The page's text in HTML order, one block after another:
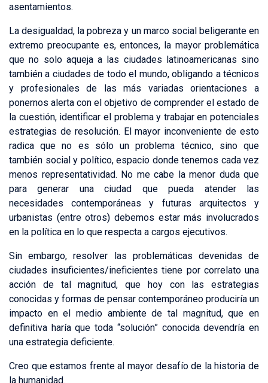
asentamientos.
La desigualdad, la pobreza y un marco social beligerante en
extremo preocupante es, entonces, la mayor problemática
que no solo aqueja a las ciudades latinoamericanas sino
también a ciudades de todo el mundo, obligando a técnicos
y profesionales de las más variadas orientaciones a
ponernos alerta con el objetivo de comprender el estado de
la cuestión, identificar el problema y trabajar en potenciales
estrategias de resolución. El mayor inconveniente de esto
radica que no es sólo un problema técnico, sino que
también social y político, espacio donde tenemos cada vez
menos representatividad. No me cabe la menor duda que
para generar una ciudad que pueda atender las
necesidades contemporáneas y futuras arquitectos y
urbanistas (entre otros) debemos estar más involucrados
en la política en lo que respecta a cargos ejecutivos.
Sin embargo, resolver las problemáticas devenidas de
ciudades insuficientes/ineficientes tiene por correlato una
acción de tal magnitud, que hoy con las estrategias
conocidas y formas de pensar contemporáneo produciría un
impacto en el medio ambiente de tal magnitud, que en
definitiva haría que toda “solución” conocida devendría en
una estrategia deficiente.
Creo que estamos frente al mayor desafío de la historia de
la humanidad.